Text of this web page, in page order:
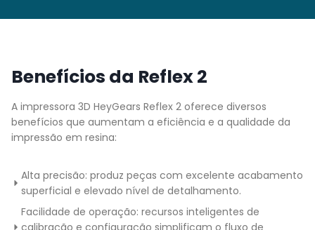
Benefícios da Reflex 2
A impressora 3D HeyGears Reflex 2 oferece diversos
benefícios que aumentam a eficiência e a qualidade da
impressão em resina:
Alta precisão: produz peças com excelente acabamento
superficial e elevado nível de detalhamento.
Facilidade de operação: recursos inteligentes de
calibração e configuração simplificam o fluxo de